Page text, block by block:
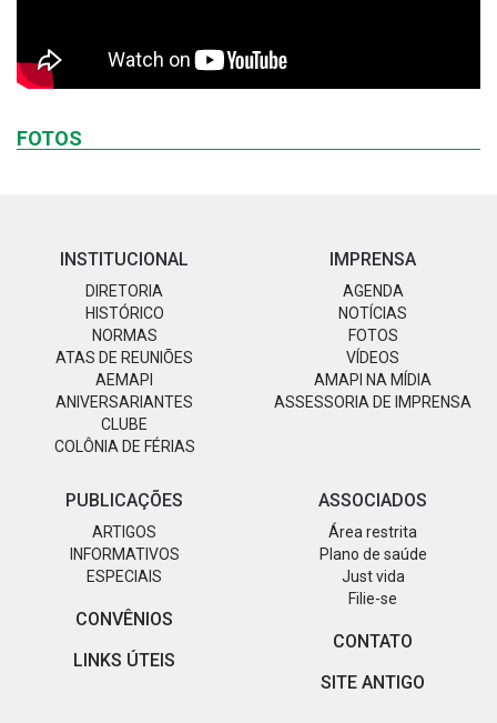
FOTOS
INSTITUCIONAL
DIRETORIA
HISTÓRICO
NORMAS
ATAS DE REUNIÕES
AEMAPI
ANIVERSARIANTES
CLUBE
COLÔNIA DE FÉRIAS
IMPRENSA
AGENDA
NOTÍCIAS
FOTOS
VÍDEOS
AMAPI NA MÍDIA
ASSESSORIA DE IMPRENSA
PUBLICAÇÕES
ARTIGOS
INFORMATIVOS
ESPECIAIS
CONVÊNIOS
LINKS ÚTEIS
ASSOCIADOS
Área restrita
Plano de saúde
Just vida
Filie-se
CONTATO
SITE ANTIGO